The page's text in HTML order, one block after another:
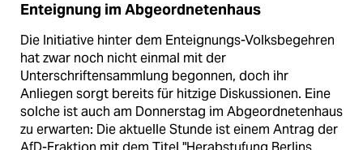
Enteignung im Abgeordnetenhaus
Die Initiative hinter dem Enteignungs-Volksbegehren
hat zwar noch nicht einmal mit der
Unterschriftensammlung begonnen, doch ihr
Anliegen sorgt bereits für hitzige Diskussionen. Eine
solche ist auch am Donnerstag im Abgeordnetenhaus
zu erwarten: Die aktuelle Stunde ist einem Antrag der